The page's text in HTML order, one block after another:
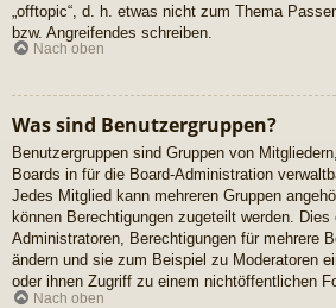
„offtopic“, d. h. etwas nicht zum Thema
bzw. Angreifendes schreiben.
Nach oben
Was sind Benutzergruppen?
Benutzergruppen sind Gruppen von
Boards in für die Board-Administration
Jedes Mitglied kann mehreren Gruppen
können Berechtigungen zugeteilt werden.
Administratoren, Berechtigungen für mehrere
ändern und sie zum Beispiel zu Moderatoren
oder ihnen Zugriff zu einem nichtöffentlichen
Nach oben